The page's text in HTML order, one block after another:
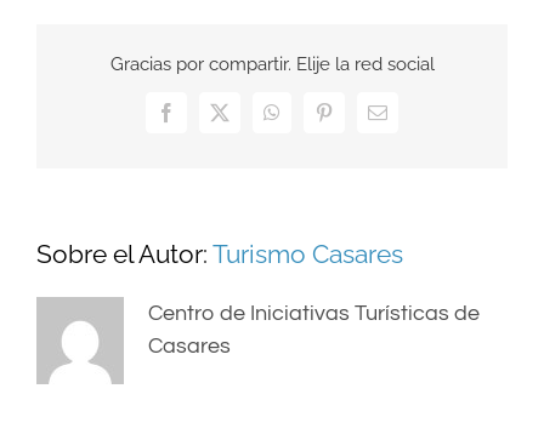
Gracias por compartir. Elije la red social
Facebook
X WhatsAppPinterestCorreo
Sobre el Autor: Turismo Casares
Centro de Iniciativas Turísticas de
Casares